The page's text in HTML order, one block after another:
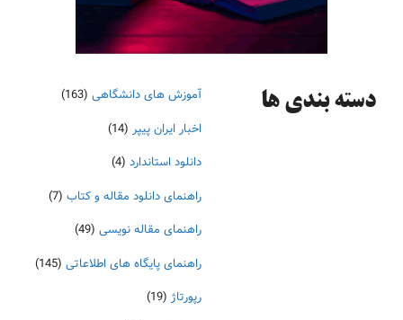
دسته‌ بندی ها آموزش های دانشگاهی (163)
اخبار ایران پیپر (14)
دانلود استاندارد (4)
راهنمای دانلود مقاله و کتاب (7)
راهنمای مقاله نویسی (49)
راهنمای پایگاه های اطلاعاتی (145)
رپورتاژ (19)